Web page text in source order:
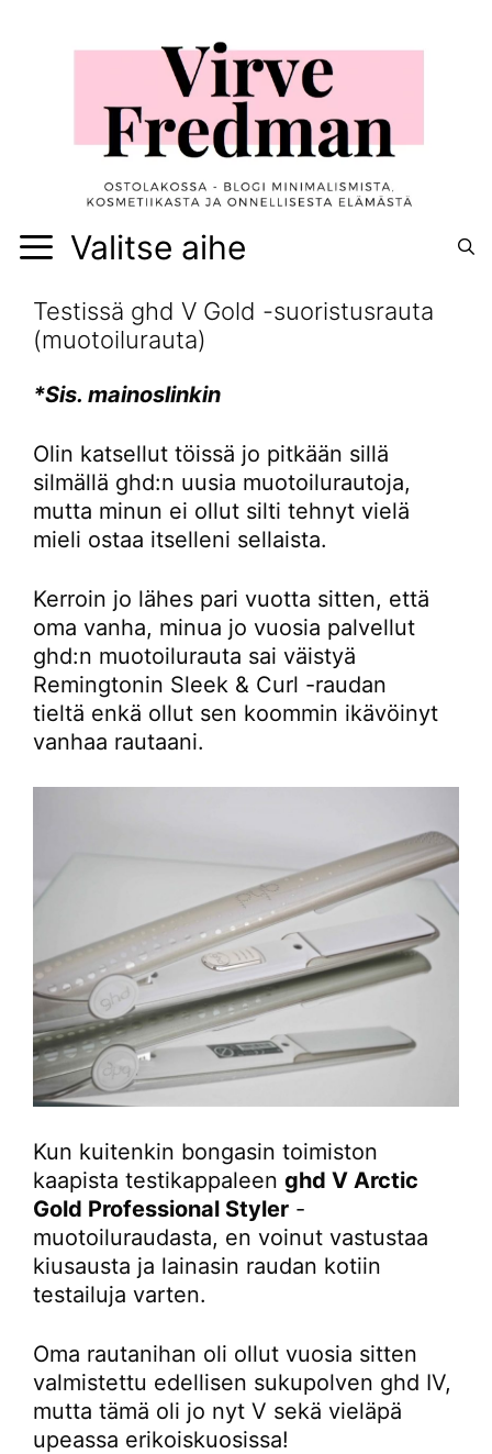
Valitse aihe
Testissä ghd V Gold -suoristusrauta
(muotoilurauta)
*Sis. mainoslinkin
Olin katsellut töissä jo pitkään sillä
silmällä ghd:n uusia muotoilurautoja,
mutta minun ei ollut silti tehnyt vielä
mieli ostaa itselleni sellaista.
Kerroin jo lähes pari vuotta sitten, että
oma vanha, minua jo vuosia palvellut
ghd:n muotoilurauta sai väistyä
Remingtonin Sleek & Curl -raudan
tieltä enkä ollut sen koommin ikävöinyt
vanhaa rautaani.
Kun kuitenkin bongasin toimiston
kaapista testikappaleen ghd V Arctic
Gold Professional Styler -
muotoiluraudasta, en voinut vastustaa
kiusausta ja lainasin raudan kotiin
testailuja varten.
Oma rautanihan oli ollut vuosia sitten
valmistettu edellisen sukupolven ghd IV,
mutta tämä oli jo nyt V sekä vieläpä
upeassa erikoiskuosissa!